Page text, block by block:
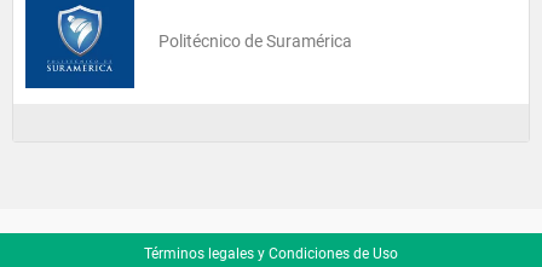
Politécnico de Suramérica
Términos legales y Condiciones de Uso